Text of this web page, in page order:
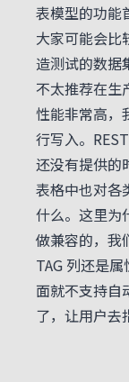
表模型的功能
大家可能会比
造测试的数据
不太推荐在生
性能非常高，
行写入。
还没有提供的
表格中也对各
什么。这里为
做兼容的，我
TAG 列还是
面就不支持自
了，让用户去